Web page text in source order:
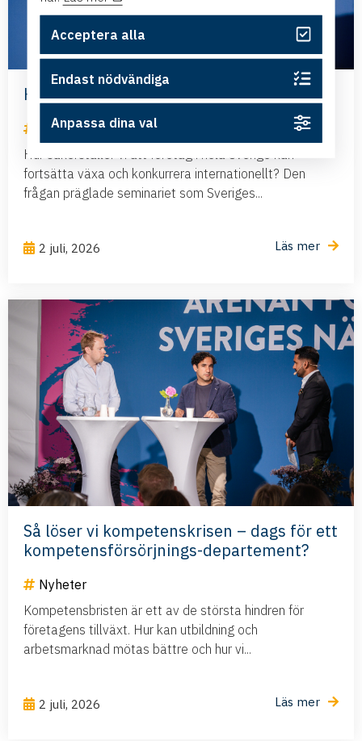
Har Sverige råd att negligera flyget?
Nyheter
Hur säkerställer vi att företag i hela Sverige kan
fortsätta växa och konkurrera internationellt? Den
frågan präglade seminariet som Sveriges...
2 juli, 2026 Läs mer
Så löser vi kompetenskrisen – dags för ett
kompetensförsörjnings-departement?
Nyheter
Kompetensbristen är ett av de största hindren för
företagens tillväxt. Hur kan utbildning och
arbetsmarknad mötas bättre och hur vi...
2 juli, 2026 Läs mer
Acceptera alla
Endast nödvändiga
Anpassa dina val